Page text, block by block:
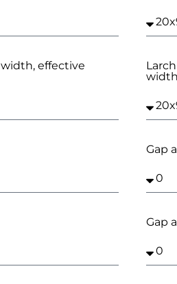
effective
Gap
Gap